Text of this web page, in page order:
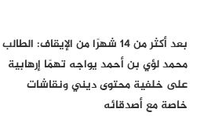
بعد أكثر من 14 شهرًا من الإيقاف: الطالب
محمد لؤي بن أحمد يواجه تهمًا إرهابية
على خلفية محتوى ديني ونقاشات
خاصة مع أصدقائه